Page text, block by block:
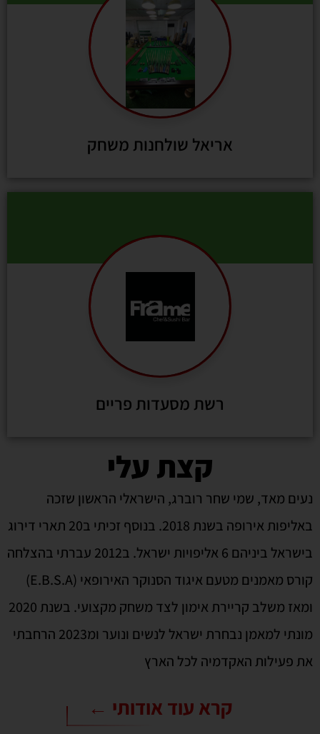
אריאל שולחנות משחק
רשת מסעדות פריים
קצת עלי
נעים מאד, שמי שחר רוברג, הישראלי הראשון שזכה
באליפות אירופה בשנת 2018. בנוסף זכיתי ב20 תארי דירוג
בישראל ביניהם 6 אליפויות ישראל. ב2012 עברתי בהצלחה
קורס מאמנים מטעם איגוד הסנוקר האירופאי (E.B.S.A)
ומאז משלב קריירת אימון לצד משחק מקצועי. בשנת 2020
מונתי למאמן נבחרת ישראל לנשים ונוער ומ2023 הרחבתי
את פעילות האקדמיה לכל הארץ
קרא עוד אודותי ←